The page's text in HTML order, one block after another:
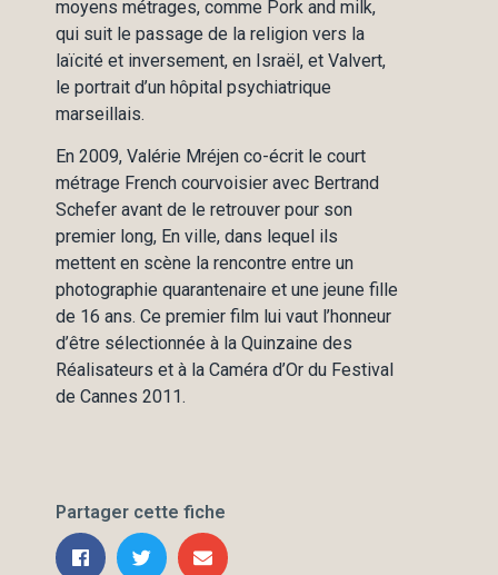
moyens métrages, comme Pork and milk,
qui suit le passage de la religion vers la
laïcité et inversement, en Israël, et Valvert,
le portrait d’un hôpital psychiatrique
marseillais.
En 2009, Valérie Mréjen co-écrit le court
métrage French courvoisier avec Bertrand
Schefer avant de le retrouver pour son
premier long, En ville, dans lequel ils
mettent en scène la rencontre entre un
photographie quarantenaire et une jeune fille
de 16 ans. Ce premier film lui vaut l’honneur
d’être sélectionnée à la Quinzaine des
Réalisateurs et à la Caméra d’Or du Festival
de Cannes 2011.
Partager cette fiche